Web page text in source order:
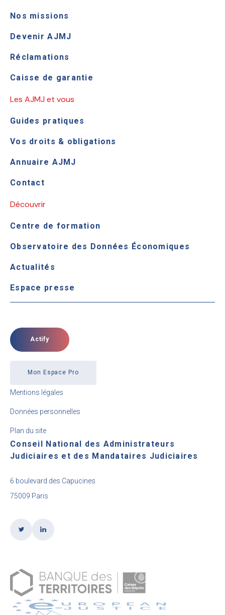
Nos missions
Devenir AJMJ
Réclamations
Caisse de garantie
Les AJMJ et vous
Guides pratiques
Vos droits & obligations
Annuaire AJMJ
Contact
Découvrir
Centre de formation
Observatoire des Données Économiques
Actualités
Espace presse
Actify
Mon Espace Pro
Mentions légales
Données personnelles
Plan du site
Conseil National des Administrateurs
Judiciaires et des Mandataires Judiciaires
6 boulevard des Capucines
75009 Paris